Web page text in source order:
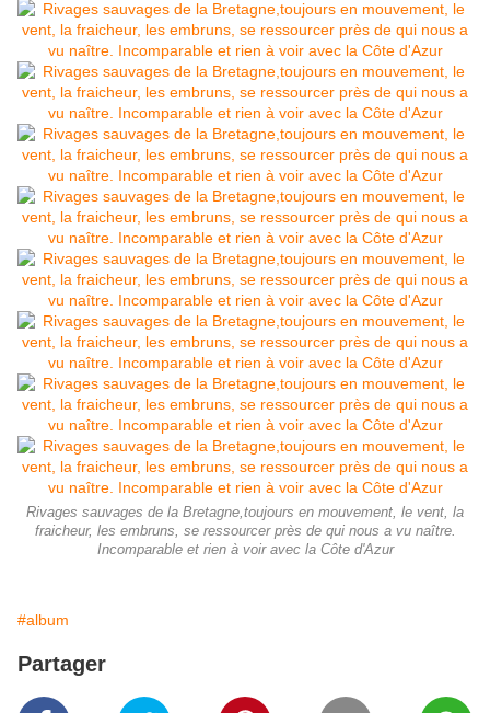
Rivages sauvages de la Bretagne,toujours en mouvement, le vent, la
fraicheur, les embruns, se ressourcer près de qui nous a vu naître.
Incomparable et rien à voir avec la Côte d'Azur
#album
Partager